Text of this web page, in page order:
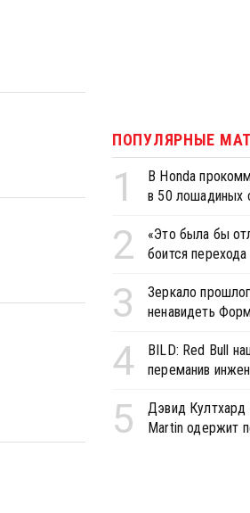
ПОПУЛЯРНЫЕ
1
В Honda
в 50 лошадиных
2
«Это была бы
боится
3
Зеркало
ненавидеть
4
BILD: Red Bull
переманив
5
Дэвид Култхард
Martin одержит